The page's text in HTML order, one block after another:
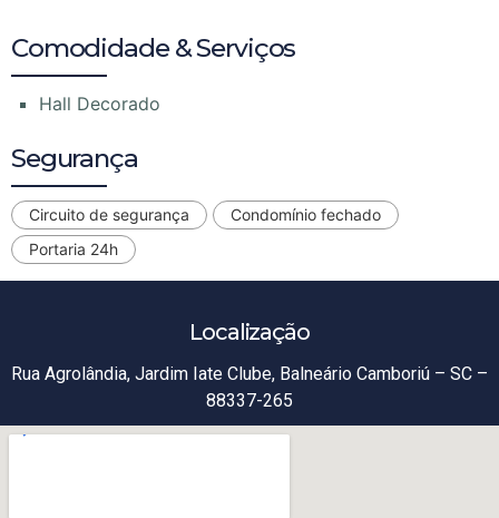
Comodidade & Serviços
Hall Decorado
Segurança
Circuito de segurança
Condomínio fechado
Portaria 24h
Localização
Rua Agrolândia, Jardim Iate Clube, Balneário Camboriú – SC –
88337-265